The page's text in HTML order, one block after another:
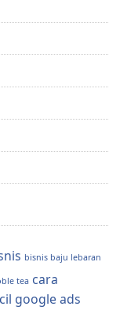
bisnis baju lebaran
tea cara
google ads